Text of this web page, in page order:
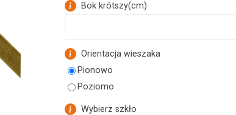
Bok krótszy(cm)
Orientacja wieszaka
Pionowo
Poziomo
Wybierz szkło